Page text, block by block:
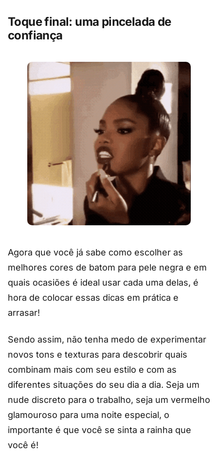
Toque final: uma pincelada de
confiança
Agora que você já sabe como escolher as
melhores cores de batom para pele negra e em
quais ocasiões é ideal usar cada uma delas, é
hora de colocar essas dicas em prática e
arrasar!
Sendo assim, não tenha medo de experimentar
novos tons e texturas para descobrir quais
combinam mais com seu estilo e com as
diferentes situações do seu dia a dia. Seja um
nude discreto para o trabalho, seja um vermelho
glamouroso para uma noite especial, o
importante é que você se sinta a rainha que
você é!